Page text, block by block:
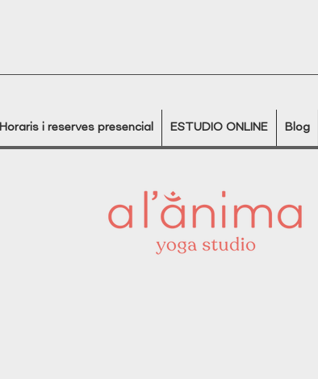
Horaris i reserves presencial ESTUDIO ONLINE Blog